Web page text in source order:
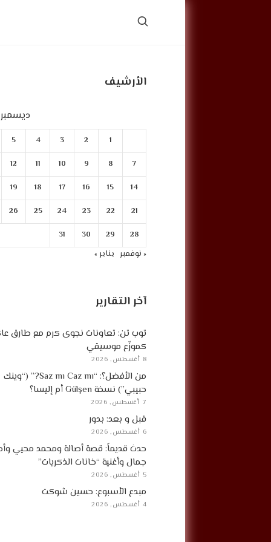
الأرشيف
ديسمبر 2025
1
2
3
4
5
7
8
9
10
11
12
14
15
16
17
18
19
21
22
23
24
25
26
28
29
30
31
« نوفمبر يناير »
آخر التقارير
توب تن: تعاونات نجوى كرم مع طارق
كموزّع موسيقي
8 أغسطس, 2026
من الأفضل؟: “Saz mı Caz mı?” (“وينك
حبيبي”) نسخة Gülşen أم إليسا؟
7 أغسطس, 2026
قبل و بعد: بدور
6 أغسطس, 2026
حدث قديماً: قصة أصالة ومحمد محيي
جمال وأغنية “خانات الذكريات”
5 أغسطس, 2026
مبدع الأسبوع: حسين شوكت
4 أغسطس, 2026